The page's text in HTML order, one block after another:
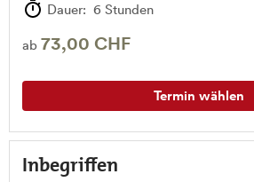
Dauer: 6 Stunden
ab 73,00 CHF
Termin wählen
Inbegriffen